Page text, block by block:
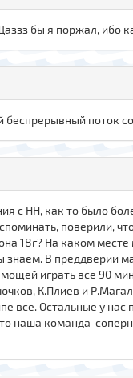
бы я поржал, ибо
беспрерывный поток
с НН, как то было
поверили,
18г? На каком
В преддверии
мощей играть все 90
К.Плиев и
все. Остальные у
наша команда